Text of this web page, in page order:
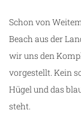
Schon von
Beach aus der
wir uns den
vorgestellt. Kein
Hügel und das
steht.